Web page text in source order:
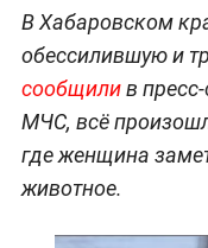
В Хабаровском
обессилившую и
сообщилив пресс-
МЧС, всё
где женщина
животное.